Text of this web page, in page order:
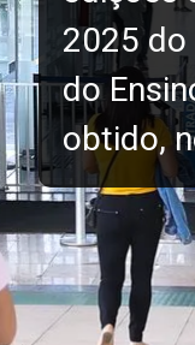
2025 do
do
obtido,